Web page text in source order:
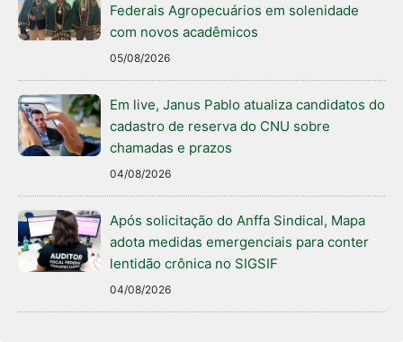
Federais Agropecuários em solenidade
com novos acadêmicos
05/08/2026
Em live, Janus Pablo atualiza candidatos do
cadastro de reserva do CNU sobre
chamadas e prazos
04/08/2026
Após solicitação do Anffa Sindical, Mapa
adota medidas emergenciais para conter
lentidão crônica no SIGSIF
04/08/2026